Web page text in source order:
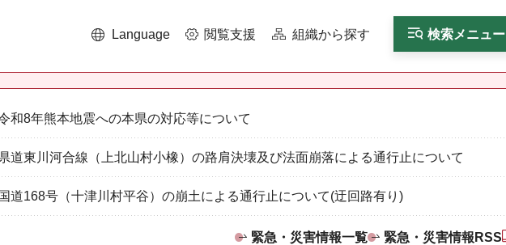
Language 閲覧支援 組織から探す 検索メニュー
和8年熊本地震への本県の対応等について
道東川河合線（上北山村小橡）の路肩決壊及び法面崩落による通行止について
道168号（十津川村平谷）の崩土による通行止について(迂回路有り)
緊急・災害情報一覧 緊急・災害情報RSS